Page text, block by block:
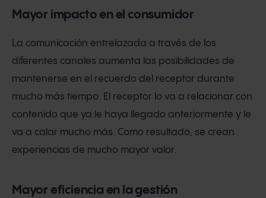
Mayor impacto en el consumidor
La comunicación entrelazada a través de los
diferentes canales aumenta las posibilidades de
mantenerse en el recuerdo del receptor durante
mucho más tiempo. El receptor lo va a relacionar con
contenido que ya le haya llegado anteriormente y le
va a calar mucho más. Como resultado, se crean
experiencias de mucho mayor valor.
Mayor eficiencia en la gestión